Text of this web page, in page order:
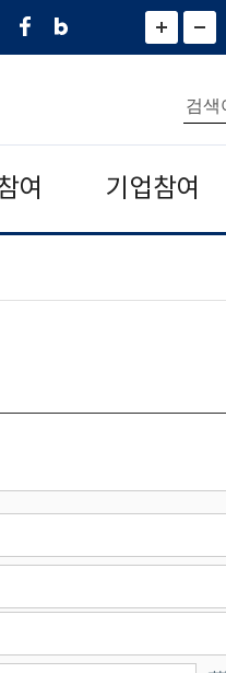
페
네
그
)
화
면
면
소
통
합
검
색
여 기업참여